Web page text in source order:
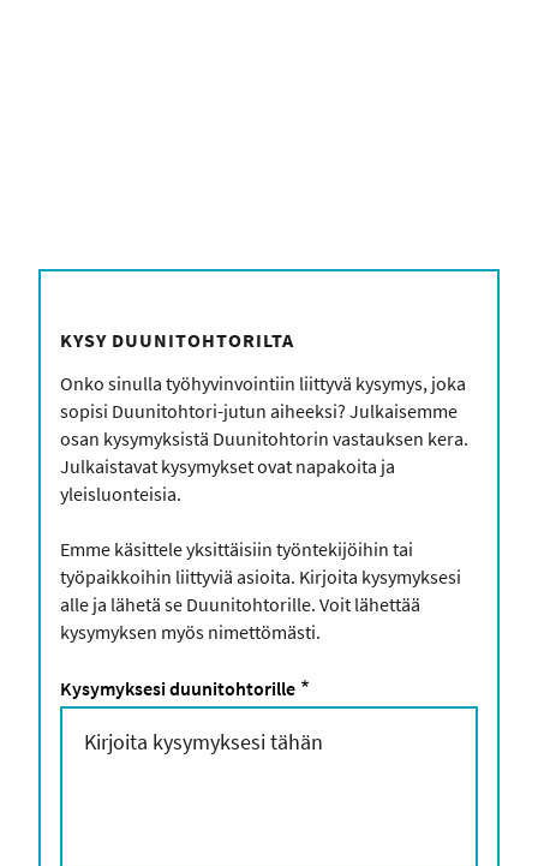
form_head
KYSY DUUNITOHTORILTA
Onko sinulla työhyvinvointiin liittyvä kysymys, joka
sopisi Duunitohtori-jutun aiheeksi? Julkaisemme
osan kysymyksistä Duunitohtorin vastauksen kera.
Julkaistavat kysymykset ovat napakoita ja
yleisluonteisia.
Emme käsittele yksittäisiin työntekijöihin tai
työpaikkoihin liittyviä asioita. Kirjoita kysymyksesi
alle ja lähetä se Duunitohtorille. Voit lähettää
kysymyksen myös nimettömästi.
Kysymyksesi duunitohtorille